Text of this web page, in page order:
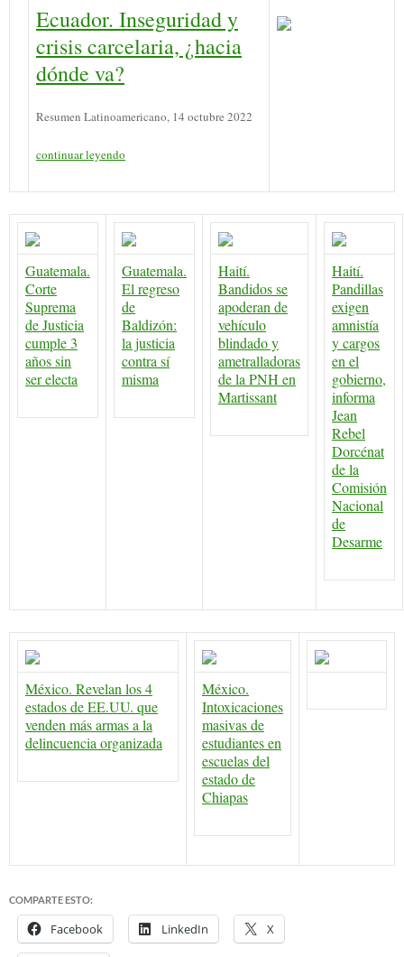
Ecuador. Inseguridad y
crisis carcelaria, ¿hacia
dónde va?
Resumen Latinoamericano, 14 octubre 2022
continuar leyendo
Guatemala.
Corte
Suprema
de Justicia
cumple 3
años sin
ser electa
Guatemala.
El regreso
de
Baldizón:
la justicia
contra sí
misma
Haití.
Bandidos se
apoderan de
vehículo
blindado y
ametralladoras
de la PNH en
Martissant
Haití.
Pandillas
exigen
amnistía
y cargos
en el
gobierno,
informa
Jean
Rebel
Dorcénat
de la
Comisión
Nacional
de
Desarme
México. Revelan los 4
estados de EE.UU. que
venden más armas a la
delincuencia organizada
México.
Intoxicaciones
masivas de
estudiantes en
escuelas del
estado de
Chiapas
COMPARTE ESTO:
Facebook LinkedIn X